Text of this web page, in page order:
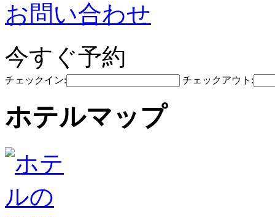
お問い合わせ
今すぐ予約
チェックイン: チェックアウト:
ホテルマップ